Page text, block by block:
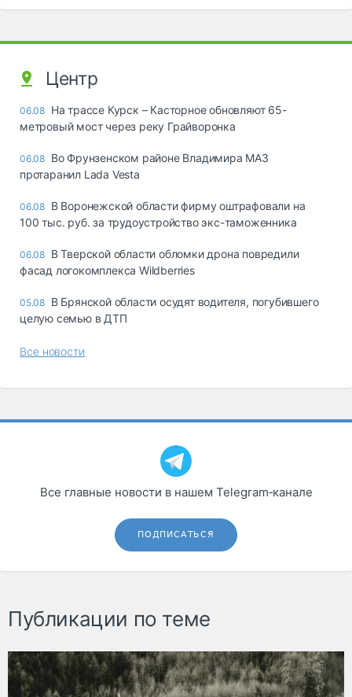
Центр
06.08 На трассе Курск – Касторное обновляют 65-
метровый мост через реку Грайворонка
06.08 Во Фрунзенском районе Владимира МАЗ
протаранил Lada Vesta
06.08 В Воронежской области фирму оштрафовали на
100 тыс. руб. за трудоустройство экс-таможенника
06.08 В Тверской области обломки дрона повредили
фасад логокомплекса Wildberries
05.08 В Брянской области осудят водителя, погубившего
целую семью в ДТП
Все новости
Все главные новости в нашем Telegram‑канале
ПОДПИСАТЬСЯ
Публикации по теме